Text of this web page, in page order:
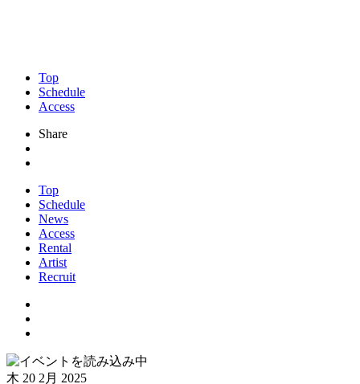
Top
Schedule
Access
Share
Top
Schedule
News
Access
Rental
Artist
Recruit
木 20 2月 2025